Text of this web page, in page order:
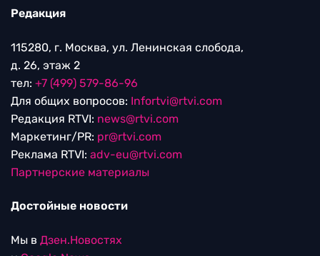
Редакция
115280, г. Москва, ул. Ленинская слобода,
д. 26, этаж 2
тел: +7 (499) 579-86-96
Для общих вопросов: Infortvi@rtvi.com
Редакция RTVI: news@rtvi.com
Маркетинг/PR: pr@rtvi.com
Реклама RTVI: adv-eu@rtvi.com
Партнерские материалы
Достойные новости
Мы в Дзен.Новостях